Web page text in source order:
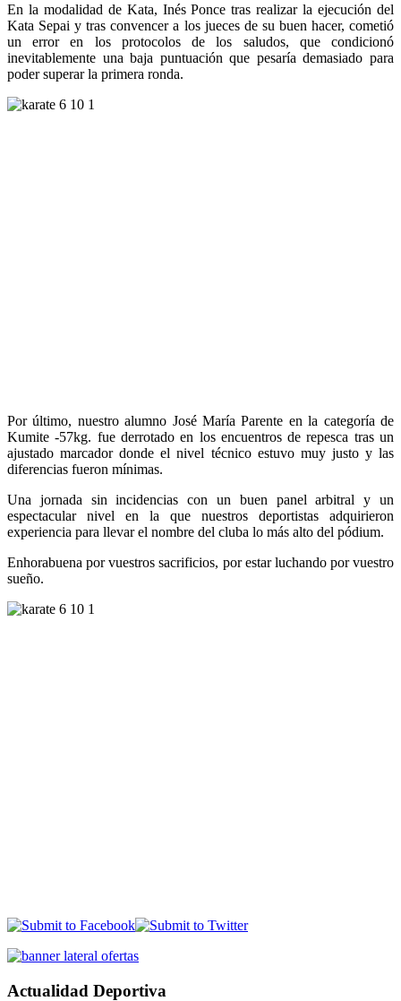
En la modalidad de Kata, Inés Ponce tras realizar la ejecución del
Kata Sepai y tras convencer a los jueces de su buen hacer, cometió
un error en los protocolos de los saludos, que condicionó
inevitablemente una baja puntuación que pesaría demasiado para
poder superar la primera ronda.
Por último, nuestro alumno José María Parente en la categoría de
Kumite -57kg. fue derrotado en los encuentros de repesca tras un
ajustado marcador donde el nivel técnico estuvo muy justo y las
diferencias fueron mínimas.
Una jornada sin incidencias con un buen panel arbitral y un
espectacular nivel en la que nuestros deportistas adquirieron
experiencia para llevar el nombre del cluba lo más alto del pódium.
Enhorabuena por vuestros sacrificios, por estar luchando por vuestro
sueño.
Actualidad Deportiva